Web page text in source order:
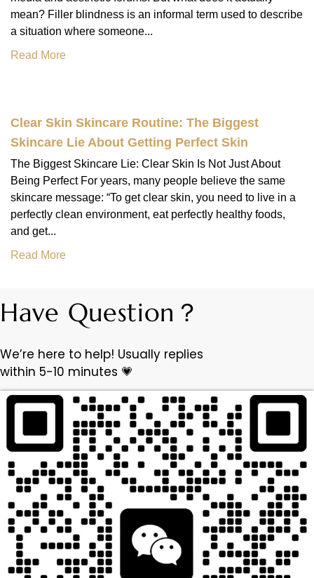
mean? Filler blindness is an informal term used to describe
a situation where someone...
Read More
Clear Skin Skincare Routine: The Biggest
Skincare Lie About Getting Perfect Skin
The Biggest Skincare Lie: Clear Skin Is Not Just About
Being Perfect For years, many people believe the same
skincare message: “To get clear skin, you need to live in a
perfectly clean environment, eat perfectly healthy foods,
and get...
Read More
Have Question？
We’re here to help! Usually replies
within 5-10 minutes 💗